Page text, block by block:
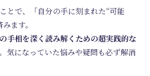
とで、「自分の手に刻まれた“可能
ます。
手相を深く読み解くための超実践的な
気になっていた悩みや疑問も必ず解消